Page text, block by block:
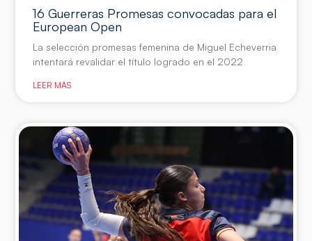
16 Guerreras Promesas convocadas para el
European Open
La selección promesas femenina de Miguel Echeverria
intentará revalidar el título logrado en el 2022
LEER MÁS